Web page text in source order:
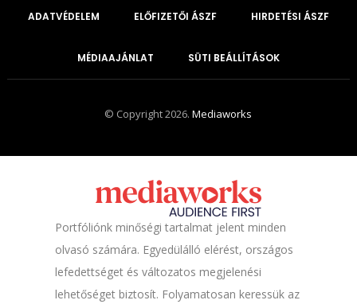
ADATVÉDELEM ELŐFIZETŐI ÁSZF HIRDETÉSI ÁSZF
MÉDIAAJÁNLAT SÜTI BEÁLLÍTÁSOK
© Copyright 2026.Mediaworks
Portfóliónk minőségi tartalmat jelent minden
olvasó számára. Egyedülálló elérést, országos
lefedettséget és változatos megjelenési
lehetőséget biztosít. Folyamatosan keressük az